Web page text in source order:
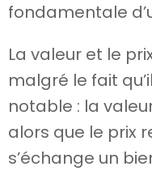
fondamentale
La valeur et le
malgré le fait
notable : la
alors que le prix
s’échange un